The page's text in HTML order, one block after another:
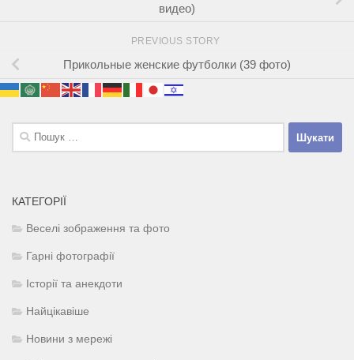
видео)
PREVIOUS STORY
Прикольные женские футболки (39 фото)
Пошук:
КАТЕГОРІЇ
Веселі зображення та фото
Гарні фотографії
Історії та анекдоти
Найцікавіше
Новини з мережі